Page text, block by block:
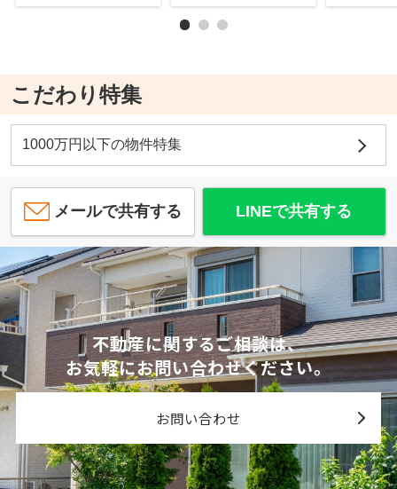
こだわり特集
1000万円以下の物件特集
メールで共有する LINEで共有する
不動産に関するご相談は、
お気軽にお問い合わせください。
お問い合わせ